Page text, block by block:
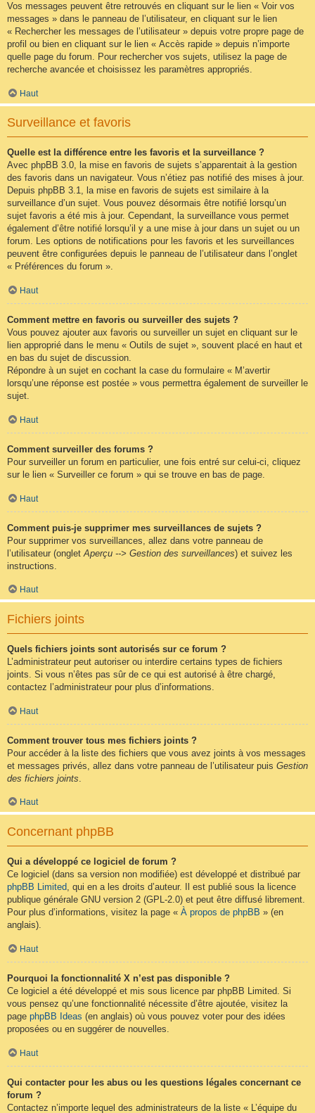
Vos messages peuvent être retrouvés en cliquant sur le lien « Voir vos
messages » dans le panneau de l’utilisateur, en cliquant sur le lien
« Rechercher les messages de l’utilisateur » depuis votre propre page de
profil ou bien en cliquant sur le lien « Accès rapide » depuis n’importe
quelle page du forum. Pour rechercher vos sujets, utilisez la page de
recherche avancée et choisissez les paramètres appropriés.
Haut
Surveillance et favoris
Quelle est la différence entre les favoris et la surveillance ?
Avec phpBB 3.0, la mise en favoris de sujets s’apparentait à la gestion
des favoris dans un navigateur. Vous n’étiez pas notifié des mises à jour.
Depuis phpBB 3.1, la mise en favoris de sujets est similaire à la
surveillance d’un sujet. Vous pouvez désormais être notifié lorsqu’un
sujet favoris a été mis à jour. Cependant, la surveillance vous permet
également d’être notifié lorsqu’il y a une mise à jour dans un sujet ou un
forum. Les options de notifications pour les favoris et les surveillances
peuvent être configurées depuis le panneau de l’utilisateur dans l’onglet
« Préférences du forum ».
Haut
Comment mettre en favoris ou surveiller des sujets ?
Vous pouvez ajouter aux favoris ou surveiller un sujet en cliquant sur le
lien approprié dans le menu « Outils de sujet », souvent placé en haut et
en bas du sujet de discussion.
Répondre à un sujet en cochant la case du formulaire « M’avertir
lorsqu’une réponse est postée » vous permettra également de surveiller le
sujet.
Haut
Comment surveiller des forums ?
Pour surveiller un forum en particulier, une fois entré sur celui-ci, cliquez
sur le lien « Surveiller ce forum » qui se trouve en bas de page.
Haut
Comment puis-je supprimer mes surveillances de sujets ?
Pour supprimer vos surveillances, allez dans votre panneau de
l’utilisateur (onglet Aperçu --> Gestion des surveillances) et suivez les
instructions.
Haut
Fichiers joints
Quels fichiers joints sont autorisés sur ce forum ?
L’administrateur peut autoriser ou interdire certains types de fichiers
joints. Si vous n’êtes pas sûr de ce qui est autorisé à être chargé,
contactez l’administrateur pour plus d’informations.
Haut
Comment trouver tous mes fichiers joints ?
Pour accéder à la liste des fichiers que vous avez joints à vos messages
et messages privés, allez dans votre panneau de l’utilisateur puis Gestion
des fichiers joints
Haut
Concernant phpBB
Qui a développé ce logiciel de forum ?
Ce logiciel (dans sa version non modifiée) est développé et distribué par
phpBB Limited, qui en a les droits d’auteur. Il est publié sous la licence
publique générale GNU version 2 (GPL-2.0) et peut être diffusé librement.
Pour plus d’informations, visitez la page « À propos de phpBB » (en
anglais).
Haut
Pourquoi la fonctionnalité X n’est pas disponible ?
Ce logiciel a été développé et mis sous licence par phpBB Limited. Si
vous pensez qu’une fonctionnalité nécessite d’être ajoutée, visitez la
page phpBB Ideas (en anglais) où vous pouvez voter pour des idées
proposées ou en suggérer de nouvelles.
Haut
Qui contacter pour les abus ou les questions légales concernant ce
forum ?
Contactez n’importe lequel des administrateurs de la liste « L’équipe du